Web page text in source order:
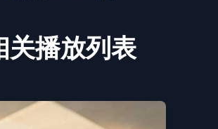
关播放列表